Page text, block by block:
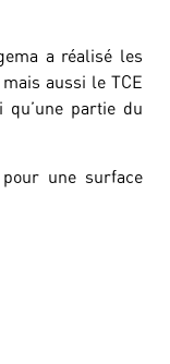
a réalisé les
aussi le TCE
qu’une partie du
une surface